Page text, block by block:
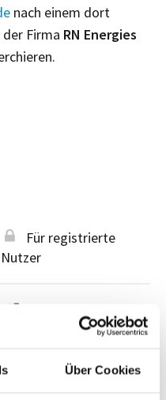
Über Cookies
nach einem dort
Firma RN Energies
Für registrierte
Nutzer
Vollständiges
Unternehmensprofil